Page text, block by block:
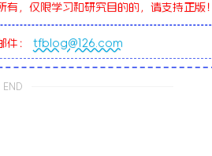
，仅限学习和研究目的的，请支持正版！
件： tfblog@126.com
END